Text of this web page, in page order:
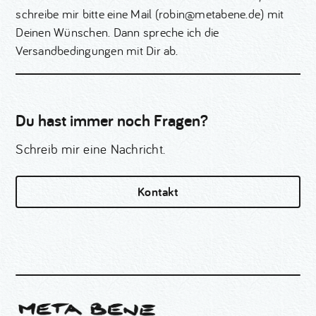
schreibe mir bitte eine Mail (robin@metabene.de) mit
Deinen Wünschen. Dann spreche ich die
Versandbedingungen mit Dir ab.
Du hast immer noch Fragen?
Schreib mir eine Nachricht.
Kontakt